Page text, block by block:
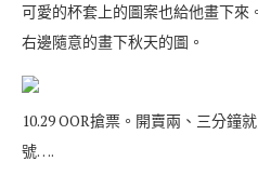
可愛的杯套上的圖案也給他畫下來。
右邊隨意的畫下秋天的圖。
10.29 OOR搶票。開賣兩、三分鐘
號….